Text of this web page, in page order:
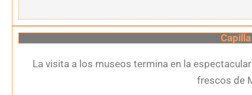
La visita a los museos termina en la espectacular
frescos de